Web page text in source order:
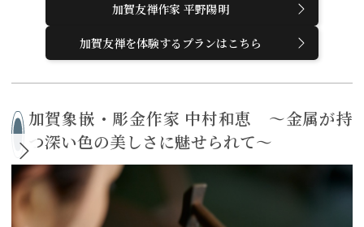
加賀友禅作家 平野陽明
加賀友禅を体験するプランはこちら
加賀象嵌・彫金作家 中村和恵 ～金属が持
つ深い色の美しさに魅せられて～